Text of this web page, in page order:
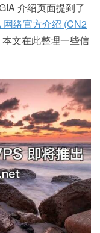
介绍页面提到了
络官方介绍 (CN2
文在此整理一些信